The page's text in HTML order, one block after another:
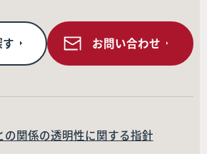
お問い合わせ
の関係の透明性に関する指針